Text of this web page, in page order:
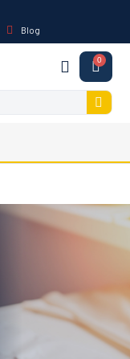
Blog